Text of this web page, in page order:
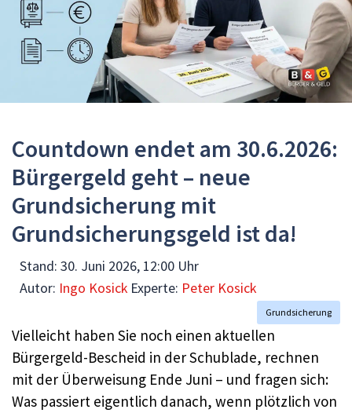
Countdown endet am 30.6.2026:
Bürgergeld geht – neue
Grundsicherung mit
Grundsicherungsgeld ist da!
Stand: 30. Juni 2026, 12:00 Uhr
Autor: Ingo Kosick Experte: Peter Kosick
Grundsicherung
Vielleicht haben Sie noch einen aktuellen
Bürgergeld-Bescheid in der Schublade, rechnen
mit der Überweisung Ende Juni – und fragen sich:
Was passiert eigentlich danach, wenn plötzlich von